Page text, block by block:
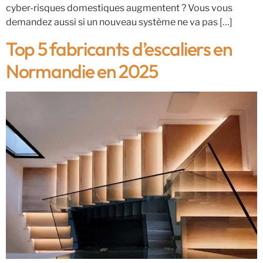
cyber-risques domestiques augmentent ? Vous vous
demandez aussi si un nouveau système ne va pas […]
Top 5 fabricants d’escaliers en
Normandie en 2025